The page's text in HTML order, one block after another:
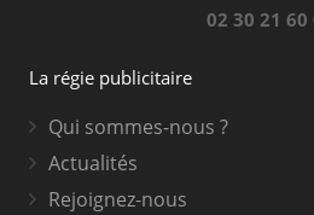
02 30 21 60
La régie publicitaire
Qui sommes-nous ?
Actualités
Rejoignez-nous